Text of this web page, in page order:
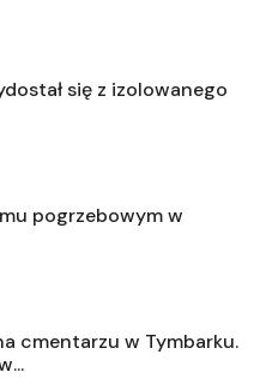
się z izolowanego
pogrzebowym w
cmentarzu w Tymbarku.